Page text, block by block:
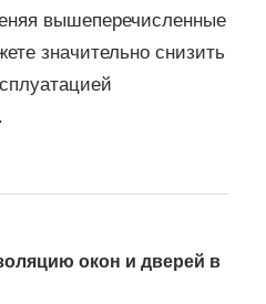
вышеперечисленные
значительно снизить
окон и дверей в